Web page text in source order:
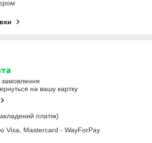
на вашу картку
платіж)
Visa, Mastercard - WayForPay